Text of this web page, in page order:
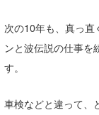
次の10年も、真っ直
ンと波伝説の仕事を
す。
車検などと違って、
KOBU
MIN